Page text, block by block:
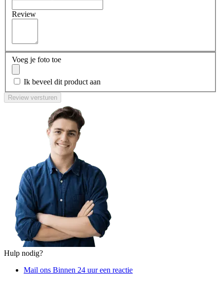
Review
Voeg je foto toe
Ik beveel dit product aan
Review versturen
Hulp nodig?
Mail ons Binnen 24 uur een reactie